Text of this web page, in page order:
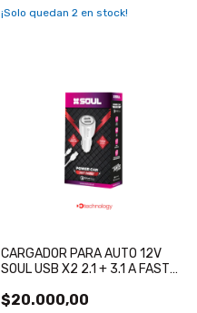
¡Solo quedan 2 en stock!
CARGADOR PARA AUTO 12V
SOUL USB X2 2.1 + 3.1 A FAST
USB
$20.000,00